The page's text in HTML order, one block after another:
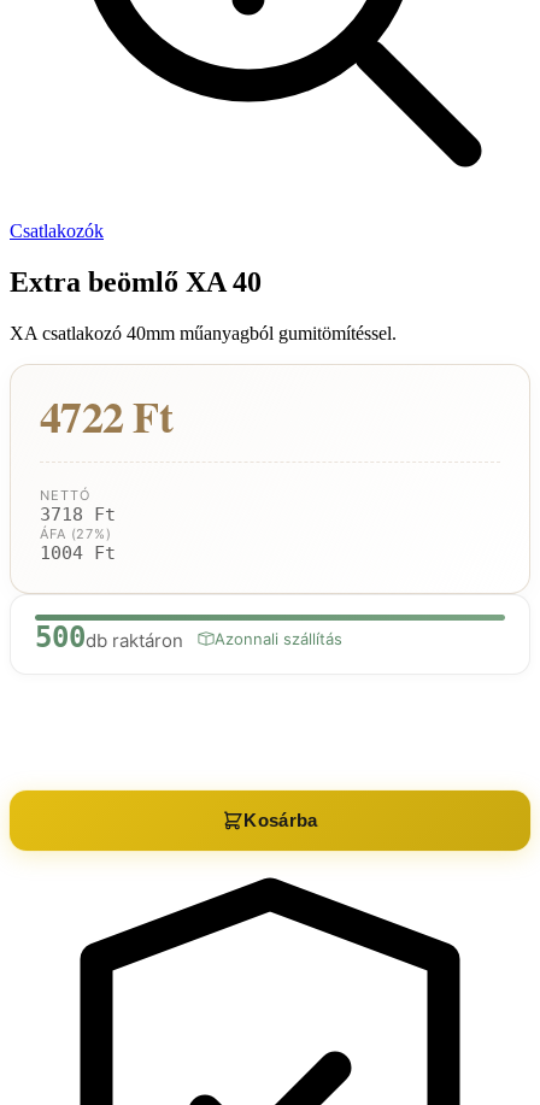
Csatlakozók
Extra beömlő XA 40
XA csatlakozó 40mm műanyagból gumitömítéssel.
4722 Ft
NETTÓ
3718 Ft
ÁFA (27%)
1004 Ft
500db raktáron Azonnali szállítás
Kosárba